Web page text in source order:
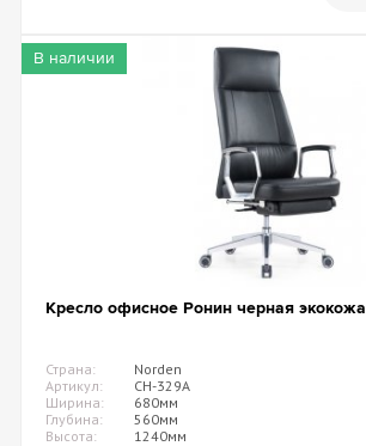
В наличии
Кресло офисное Ронин черная экокожа
Страна:
Norden
Артикул:
CH-329A
Ширина:
680мм
Глубина:
560мм
Высота:
1240мм